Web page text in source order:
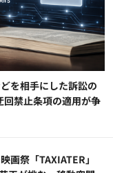
を相手にした訴訟の
禁止条項の適用が争
画祭「TAXIATER」